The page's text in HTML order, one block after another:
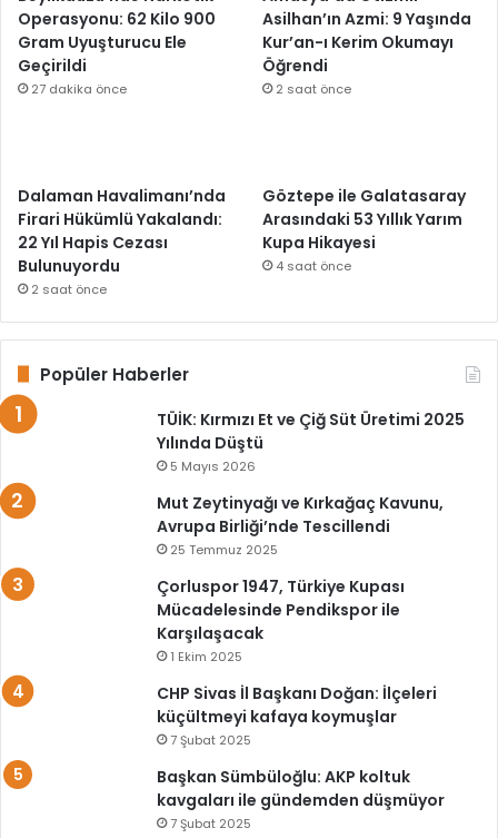
Operasyonu: 62 Kilo 900
Gram Uyuşturucu Ele
Geçirildi
27 dakika önce
Asilhan’ın Azmi: 9 Yaşında
Kur’an-ı Kerim Okumayı
Öğrendi
2 saat önce
Dalaman Havalimanı’nda
Firari Hükümlü Yakalandı:
22 Yıl Hapis Cezası
Bulunuyordu
2 saat önce
Göztepe ile Galatasaray
Arasındaki 53 Yıllık Yarım
Kupa Hikayesi
4 saat önce
Popüler Haberler
TÜİK: Kırmızı Et ve Çiğ Süt Üretimi 2025
Yılında Düştü
5 Mayıs 2026
Mut Zeytinyağı ve Kırkağaç Kavunu,
Avrupa Birliği’nde Tescillendi
25 Temmuz 2025
Çorluspor 1947, Türkiye Kupası
Mücadelesinde Pendikspor ile
Karşılaşacak
1 Ekim 2025
CHP Sivas İl Başkanı Doğan: İlçeleri
küçültmeyi kafaya koymuşlar
7 Şubat 2025
Başkan Sümbüloğlu: AKP koltuk
kavgaları ile gündemden düşmüyor
7 Şubat 2025